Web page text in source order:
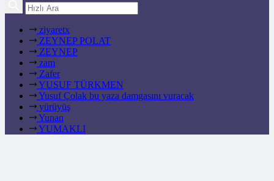
ziyaretx
ZEYNEP POLAT
ZEYNEP
zam
Zafer
YUSUF TÜRKMEN
Yusuf Çolak bu yaza damgasını vuracak
yürüyüş
Yunan
YUMAKLI